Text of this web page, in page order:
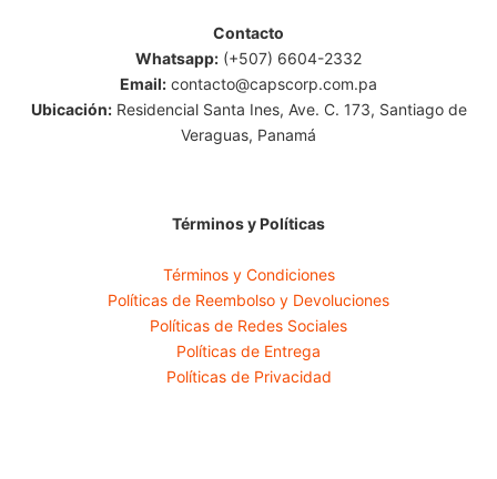
Contacto
Whatsapp: (+507) 6604-2332
Email: contacto@capscorp.com.pa
Ubicación:Residencial Santa Ines, Ave. C. 173, Santiago de
Veraguas, Panamá
Términos y Políticas
Términos y Condiciones
Políticas de Reembolso y Devoluciones
Políticas de Redes Sociales
Políticas de Entrega
Políticas de Privacidad